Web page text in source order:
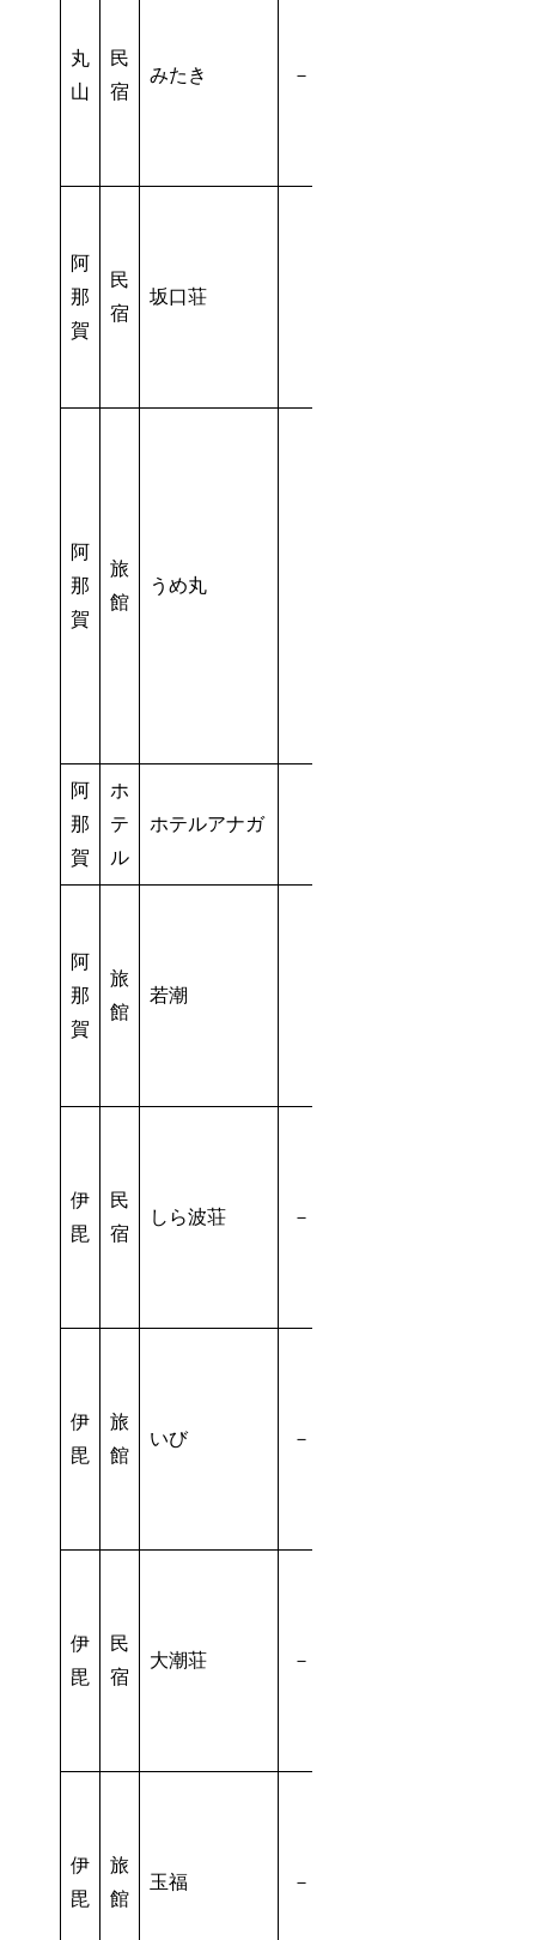
丸
山
民
宿
みたき －
阿
那
賀
民
宿
坂口荘
阿
那
賀
旅
館
うめ丸
阿
那
賀
ホ
テ
ル
ホテルアナガ
阿
那
賀
旅
館
若潮
伊
毘
民
宿
しら波荘 －
伊
毘
旅
館
いび －
伊
毘
民
宿
大潮荘 －
伊
毘
旅
館
玉福 －